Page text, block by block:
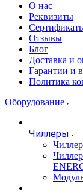
О нас
Реквизиты
Отзывы
Блог
Доставка и
Гарантии и
Политика
Оборудование
Чиллеры